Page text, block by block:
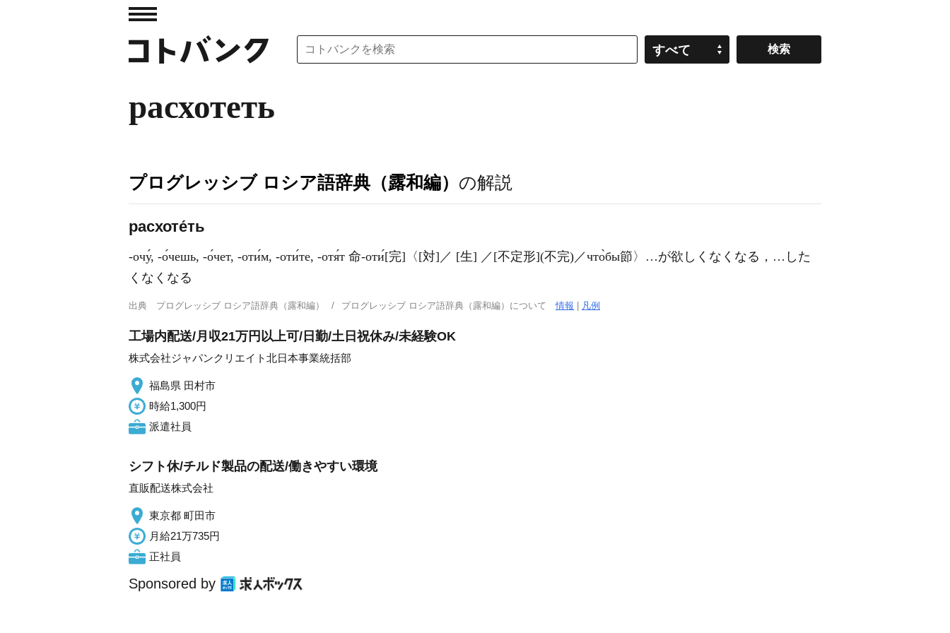
すべて
расхотеть
プログレッシブ ロシア語辞典（露和編） の解説
расхоте́ть
-очу́, -о́чешь, -о́чет, -оти́м, -оти́те, -отя́т 命-оти́[完]〈[対]／ [生] ／[不定形](不完)／что̀бы節〉…が欲しくなくなる，…した
くなくなる
出典 プログレッシブ ロシア語辞典（露和編） プログレッシブ ロシア語辞典（露和編）について情報 凡例
工場内配送/月収21万円以上可/日勤/土日祝休み/未経験OK
株式会社ジャパンクリエイト北日本事業統括部
福島県 田村市
時給1,300円
派遣社員
シフト休/チルド製品の配送/働きやすい環境
直販配送株式会社
東京都 町田市
月給21万735円
正社員
Sponsored by